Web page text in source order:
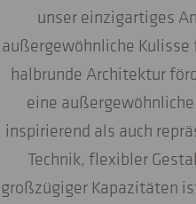
unser einzigartiges
außergewöhnliche Kulisse
halbrunde Architektur
eine
inspirierend als auch
Technik, flexibler
großzügiger Kapazitäten